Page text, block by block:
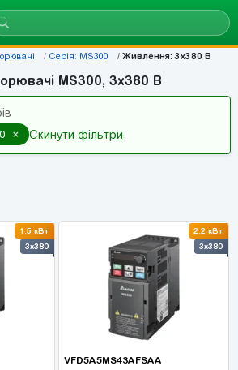
Серія: MS300 Живлення: 3x380 В
MS300, 3x380 В
× Скинути фільтри
1.5 кВт
3x380
2.2 кВт
3x380
VFD5A5MS43AFSAA